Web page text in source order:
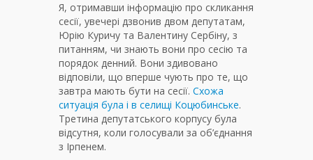
Я, отримавши інформацію про скликання
сесії, увечері дзвонив двом депутатам,
Юрію Куричу та Валентину Сербіну, з
питанням, чи знають вони про сесію та
порядок денний. Вони здивовано
відповіли, що вперше чують про те, що
завтра мають бути на сесії. Схожа
ситуація була і в селищі Коцюбинське.
Третина депутатського корпусу була
відсутня, коли голосували за об’єднання
з Ірпенем.